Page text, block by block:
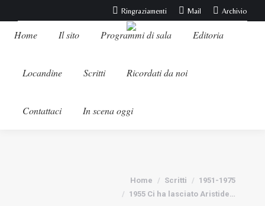
Ringraziamenti Mail Archivio
Home Il sito Programmi di sala Editoria
Locandine Scritti Ricordati da noi
Contattaci In scena oggi
Home Scritti
1951-1975
1955 Ci ha lasciato Aristide…